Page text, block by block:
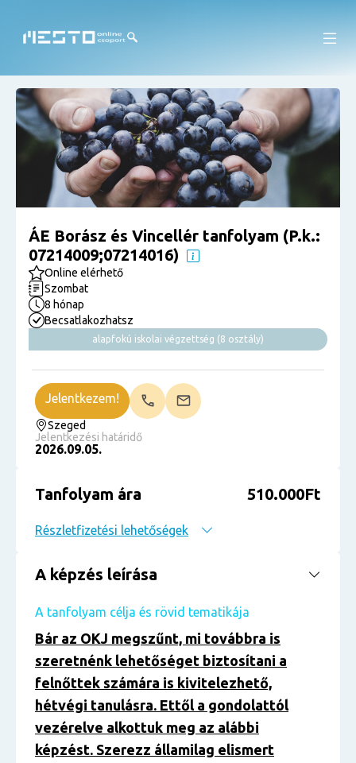
ÁE Borász és Vincellér tanfolyam (P.k.:
07214009;07214016)
Online elérhető
Szombat
8 hónap
Becsatlakozhatsz
alapfokú iskolai végzettség (8 osztály)
Szeged
Jelentkezési határidő
2026.09.05.
Jelentkezem!
Tanfolyam ára 510.000Ft
Részletfizetési lehetőségek
A képzés leírása
A tanfolyam célja és rövid tematikája
Bár az OKJ megszűnt, mi továbbra is
szeretnénk lehetőséget biztosítani a
felnőttek számára is kivitelezhető,
hétvégi tanulásra. Ettől a gondolattól
vezérelve alkottuk meg az alábbi
képzést. Szerezz államilag elismert